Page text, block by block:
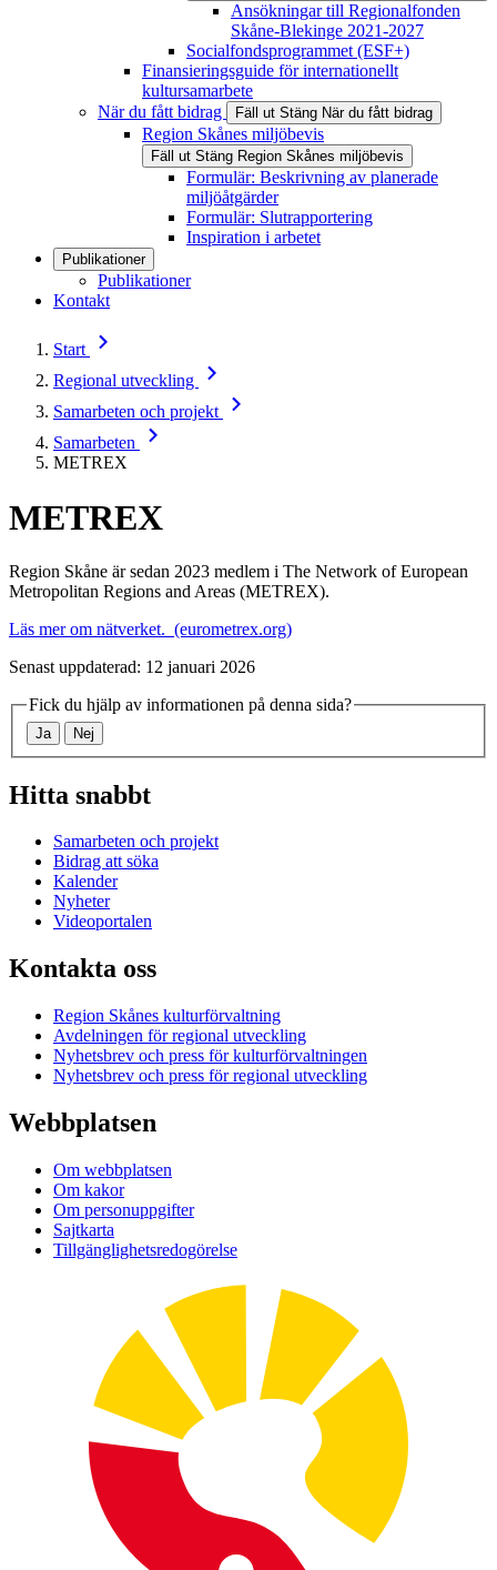
Ansökningar till Regionalfonden
Skåne-Blekinge 2021-2027
Socialfondsprogrammet (ESF+)
Finansieringsguide för internationellt
kultursamarbete
När du fått bidrag
Fäll ut Stäng När du fått bidrag
Region Skånes miljöbevis
Fäll ut Stäng Region Skånes miljöbevis
Formulär: Beskrivning av planerade
miljöåtgärder
Formulär: Slutrapportering
Inspiration i arbetet
Publikationer
Publikationer
Kontakt
Start
Regional utveckling
Samarbeten och projekt
Samarbeten
METREX
METREX
Region Skåne är sedan 2023 medlem i The Network of European
Metropolitan Regions and Areas (METREX).
Läs mer om nätverket. (eurometrex.org)
Senast uppdaterad: 12 januari 2026
Fick du hjälp av informationen på denna sida?
Ja Nej
Hitta snabbt
Samarbeten och projekt
Bidrag att söka
Kalender
Nyheter
Videoportalen
Kontakta oss
Region Skånes kulturförvaltning
Avdelningen för regional utveckling
Nyhetsbrev och press för kulturförvaltningen
Nyhetsbrev och press för regional utveckling
Webbplatsen
Om webbplatsen
Om kakor
Om personuppgifter
Sajtkarta
Tillgänglighetsredogörelse